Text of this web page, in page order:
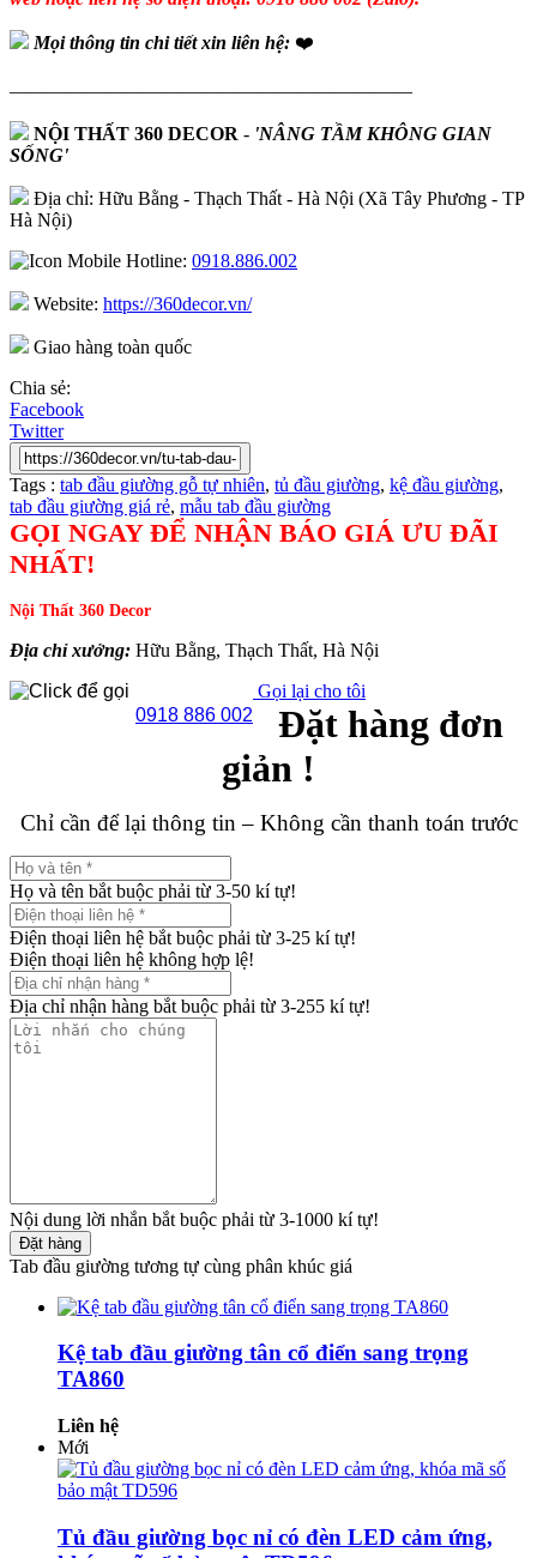
Mọi thông tin chi tiết xin liên hệ: ❤️
—————————————————————
NỘI THẤT 360 DECOR - 'NÂNG TẦM KHÔNG GIAN
SỐNG'
Địa chỉ: Hữu Bằng - Thạch Thất - Hà Nội (Xã Tây Phương - TP
Hà Nội)
Hotline: 0918.886.002
Website: https://360decor.vn/
Giao hàng toàn quốc
Chia sẻ:
Facebook
Twitter
Tags : tab đầu giường gỗ tự nhiên, tủ đầu giường, kệ đầu giường,
tab đầu giường giá rẻ, mẫu tab đầu giường
GỌI NGAY ĐỂ NHẬN BÁO GIÁ ƯU ĐÃI
NHẤT!
Nội Thất 360 Decor
Địa chỉ xưởng: Hữu Bằng, Thạch Thất, Hà Nội
0918 886 002
Gọi lại cho tôi
Đặt hàng đơn
giản !
Chỉ cần để lại thông tin – Không cần thanh toán trước
Họ và tên bắt buộc phải từ 3-50 kí tự!
Điện thoại liên hệ bắt buộc phải từ 3-25 kí tự!
Điện thoại liên hệ không hợp lệ!
Địa chỉ nhận hàng bắt buộc phải từ 3-255 kí tự!
Nội dung lời nhắn bắt buộc phải từ 3-1000 kí tự!
Đặt hàng
Tab đầu giường tương tự cùng phân khúc giá
Kệ tab đầu giường tân cổ điển sang trọng
TA860
Liên hệ
Mới
Tủ đầu giường bọc nỉ có đèn LED cảm ứng,